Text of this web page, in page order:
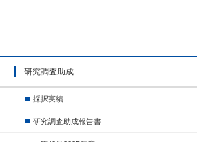
研究調査助成
採択実績
研究調査助成報告書